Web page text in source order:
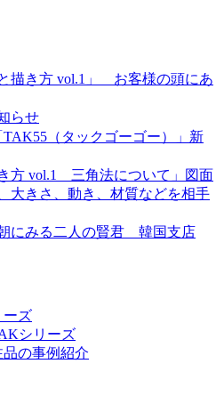
描き方 vol.1」 お客様の頭にあ
らせ
TAK55（タックゴーゴー）」新
方 vol.1 三角法について」図面
大きさ、動き、材質などを相手
朝にみる二人の賢君 韓国支店